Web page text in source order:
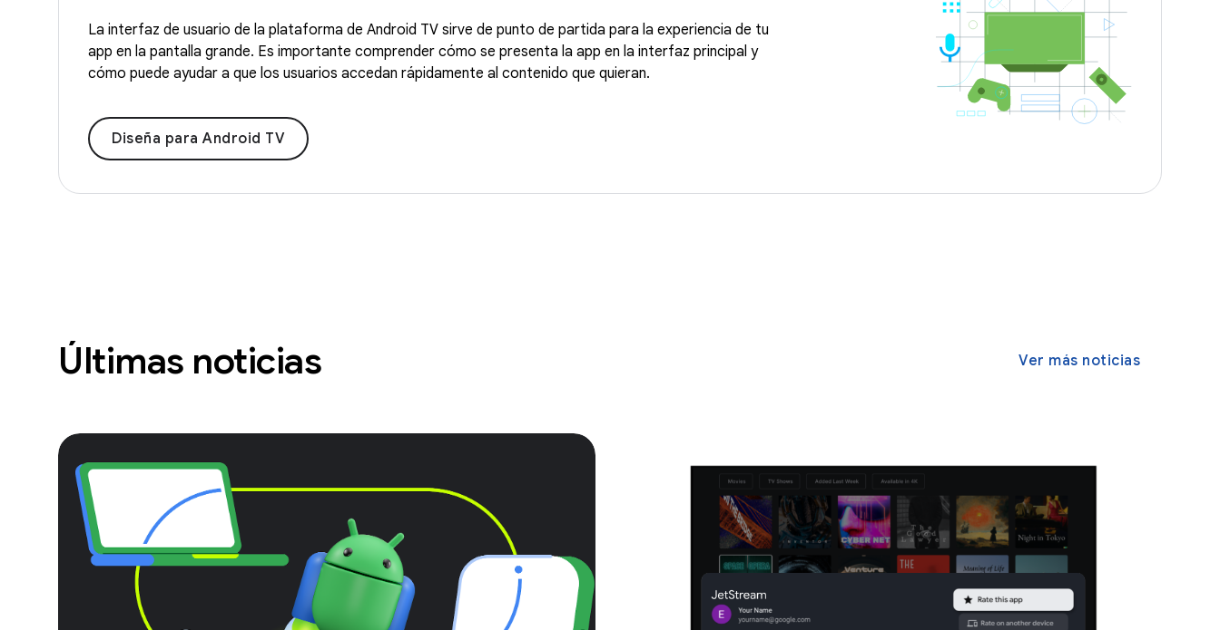
La interfaz de usuario de la plataforma de Android TV sirve de punto de partida para la experiencia de tu
app en la pantalla grande. Es importante comprender cómo se presenta la app en la interfaz principal y
cómo puede ayudar a que los usuarios accedan rápidamente al contenido que quieran.
Diseña para Android TV
Últimas noticias Ver más noticias